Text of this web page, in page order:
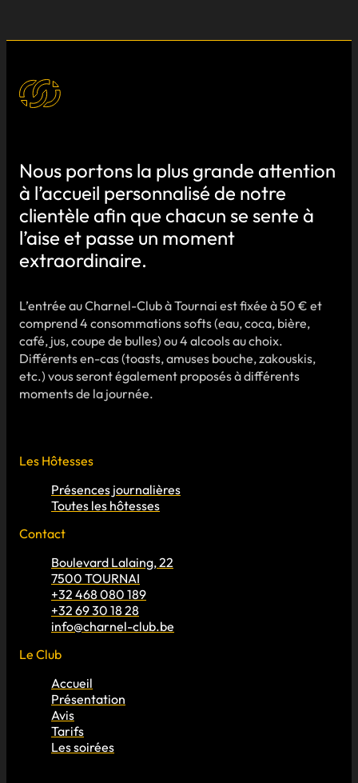
Nous portons la plus grande attention
à l’accueil personnalisé de notre
clientèle afin que chacun se sente à
l’aise et passe un moment
extraordinaire.
L’entrée au Charnel-Club à Tournai est fixée à 50 € et
comprend 4 consommations softs (eau, coca, bière,
café, jus, coupe de bulles) ou 4 alcools au choix.
Différents en-cas (toasts, amuses bouche, zakouskis,
etc.) vous seront également proposés à différents
moments de la journée.
Les Hôtesses
Présences journalières
Toutes les hôtesses
Contact
Boulevard Lalaing, 22
7500 TOURNAI
+32 468 080 189
+32 69 30 18 28
info@charnel-club.be
Le Club
Accueil
Présentation
Avis
Tarifs
Les soirées